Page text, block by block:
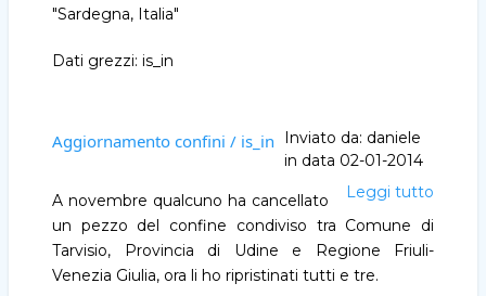
"Sardegna, Italia"
Dati grezzi: is_in
Aggiornamento confini / is_in Inviato da: daniele
in data 02-01-2014
Leggi tutto
A novembre qualcuno ha cancellato
un pezzo del confine condiviso tra Comune di
Tarvisio, Provincia di Udine e Regione Friuli-
Venezia Giulia, ora li ho ripristinati tutti e tre.